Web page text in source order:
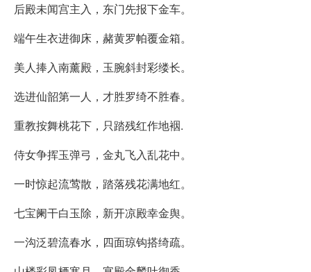
后殿未闻宫主入，东门先报下金车。
端午生衣进御床，赭黄罗帕覆金箱。
美人捧入南薰殿，玉腕斜封彩缕长。
选进仙韶第一人，才胜罗绮不胜春。
重教按舞桃花下，只踏残红作地裀.
侍女争挥玉弹弓，金丸飞入乱花中。
一时惊起流莺散，踏落残花满地红。
七宝阑干白玉除，新开凉殿幸金舆。
一沟泛碧流春水，四面琼钩搭绮疏。